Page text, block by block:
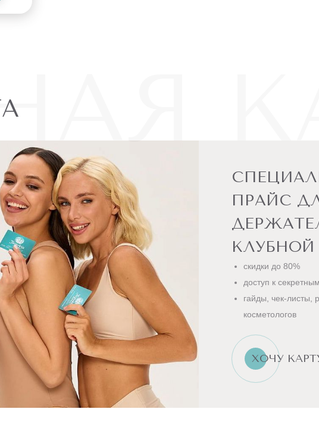
ПРАЙС
КЛУБНОЙ
скидки до 80%
доступ к
гайды, чек-листы,
косметологов
ХОЧУ